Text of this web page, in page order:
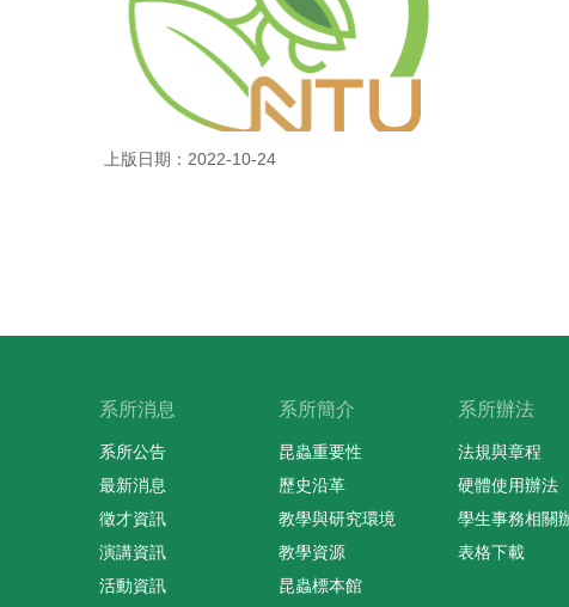
上版日期：2022-10-24
系所消息
系所公告
最新消息
徵才資訊
演講資訊
活動資訊
系所簡介
昆蟲重要性
歷史沿革
教學與研究環境
教學資源
昆蟲標本館
系所辦法
法規與章程
硬體使用辦法
學生事務相關
表格下載